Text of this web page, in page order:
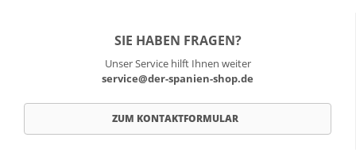
SIE HABEN FRAGEN?
Unser Service hilft Ihnen weiter
service@der-spanien-shop.de
ZUM KONTAKTFORMULAR